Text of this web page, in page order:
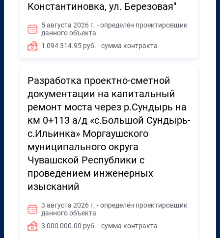
Константиновка, ул. Березовая"
5 августа 2026 г. - определён проектировщик
данного объекта
1 094 314.95 руб. - сумма контракта
Разработка проектно-сметной
документации на капитальный
ремонт моста через р.Сундырь на
км 0+113 а/д «с.Большой Сундырь-
с.Ильинка» Моргаушского
муниципального округа
Чувашской Республики с
проведением инженерных
изысканий
3 августа 2026 г. - определён проектировщик
данного объекта
3 000 000.00 руб. - сумма контракта